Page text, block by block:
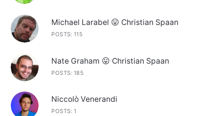
Michael Larabel 😛 Christian Spaan
POSTS: 115
Nate Graham 😛 Christian Spaan
POSTS: 185
Niccolò Venerandi
POSTS: 1